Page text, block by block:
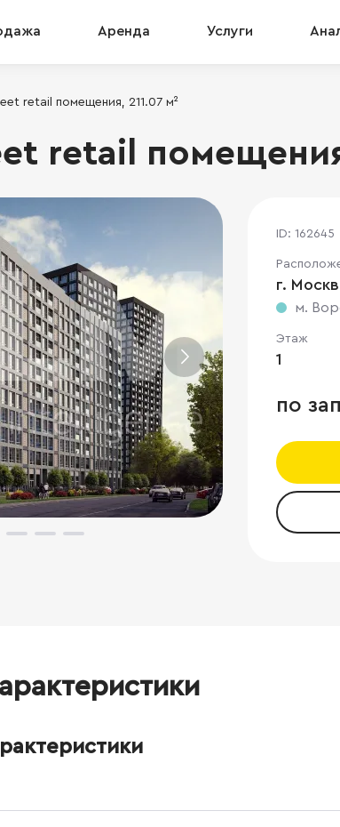
Аренда Услуги
retail помещения, 211.07 м²
retail
ID: 162645
г.
м.
Этаж
1
по